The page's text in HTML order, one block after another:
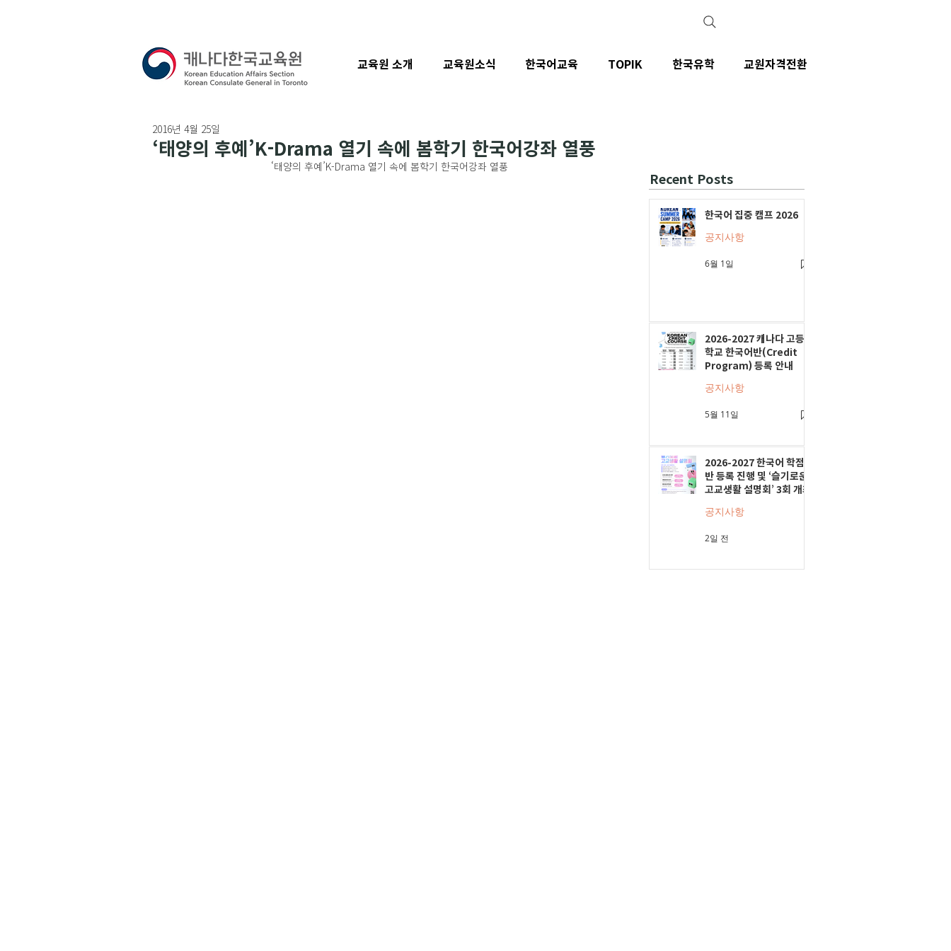
‘태양의 후예’K-Drama 열기 속에 봄학기 한국어강좌 열풍
2016년 4월 25일
‘태양의 후예’K-Drama 열기 속에 봄학기 한국어강좌 열풍
Recent Posts
한국어 집중 캠프 2026
공지사항
6월 1일
2026-2027 캐나다 고등
학교 한국어반(Credit
Program) 등록 안내
공지사항
5월 11일
2026-2027 한국어 학점
반 등록 진행 및 ‘슬기로운
고교생활 설명회’ 3회 개최
공지사항
2일 전
교육원 소개 교육원소식 한국어교육 TOPIK 한국유학 교원자격전환